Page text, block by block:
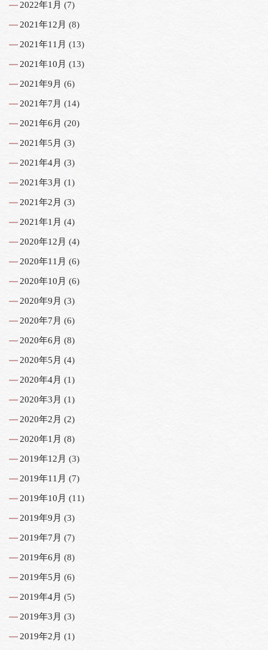
2022年1月 (7)
2021年12月 (8)
2021年11月 (13)
2021年10月 (13)
2021年9月 (6)
2021年7月 (14)
2021年6月 (20)
2021年5月 (3)
2021年4月 (3)
2021年3月 (1)
2021年2月 (3)
2021年1月 (4)
2020年12月 (4)
2020年11月 (6)
2020年10月 (6)
2020年9月 (3)
2020年7月 (6)
2020年6月 (8)
2020年5月 (4)
2020年4月 (1)
2020年3月 (1)
2020年2月 (2)
2020年1月 (8)
2019年12月 (3)
2019年11月 (7)
2019年10月 (11)
2019年9月 (3)
2019年7月 (7)
2019年6月 (8)
2019年5月 (6)
2019年4月 (5)
2019年3月 (3)
2019年2月 (1)